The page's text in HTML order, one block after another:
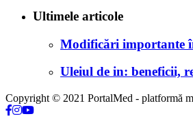
Ultimele articole
Modificări importante
Uleiul de in: beneficii,
Copyright © 2021 PortalMed - platformă